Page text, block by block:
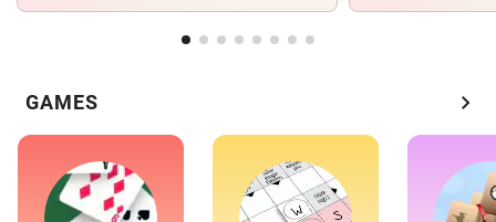
GAMES chevron_right